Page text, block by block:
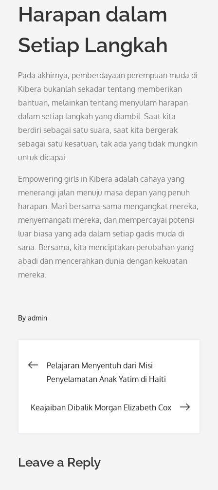
Harapan dalam
Setiap Langkah
Pada akhirnya, pemberdayaan perempuan muda di
Kibera bukanlah sekadar tentang memberikan
bantuan, melainkan tentang menyulam harapan
dalam setiap langkah yang diambil. Saat kita
berdiri sebagai satu suara, saat kita bergerak
sebagai satu kesatuan, tak ada yang tidak mungkin
untuk dicapai.
Empowering girls in Kibera adalah cahaya yang
menerangi jalan menuju masa depan yang penuh
harapan. Mari bersama-sama mengangkat mereka,
menyemangati mereka, dan mempercayai potensi
luar biasa yang ada dalam setiap gadis muda di
sana. Bersama, kita menciptakan perubahan yang
abadi dan mencerahkan dunia dengan kekuatan
mereka.
Byadmin
Post
Pelajaran Menyentuh dari Misi
Penyelamatan Anak Yatim di Haiti
Keajaiban Dibalik Morgan Elizabeth Cox
Leave a Reply